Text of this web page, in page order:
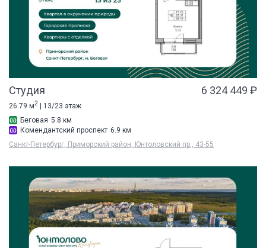
Студия 6 324 449 ₽
26.79 м2 | 13/23 этаж
Беговая 5.8 км
Комендантский проспект 6.9 км
Санкт-Петербург, Приморский район, Юнтоловский пр., 43-55